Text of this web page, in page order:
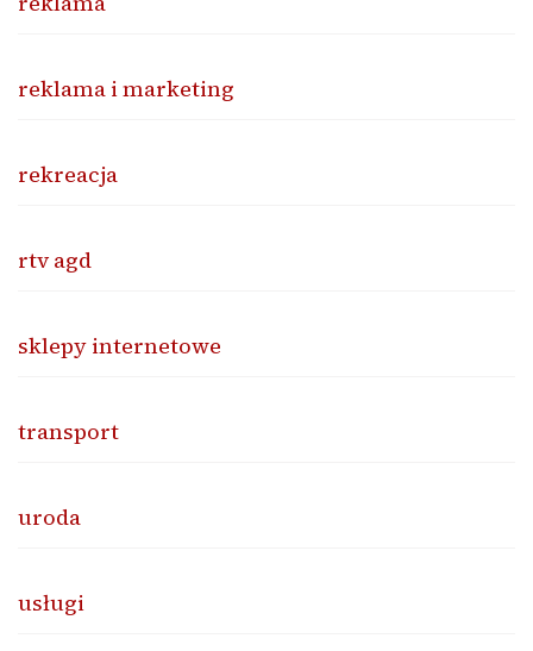
reklama i marketing
rekreacja
rtv agd
sklepy internetowe
transport
uroda
usługi